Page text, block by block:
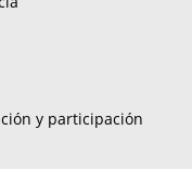
y participación